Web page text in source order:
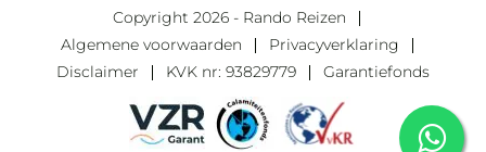
Copyright 2026 - Rando Reizen
Algemene voorwaarden
Privacyverklaring
Disclaimer
KVK nr: 93829779 Garantiefonds